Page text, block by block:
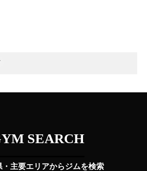
SEARCH
・主要エリアからジムを検索